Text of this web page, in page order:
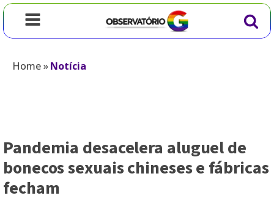
Home»Notícia
Pandemia desacelera aluguel de
bonecos sexuais chineses e fábricas
fecham